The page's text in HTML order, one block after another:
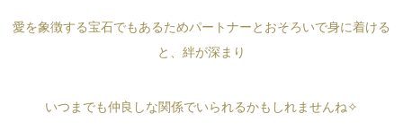
愛を象徴する宝石でもあるためパートナーとおそろいで身に着ける
と、絆が深まり
いつまでも仲良しな関係でいられるかもしれませんね✧